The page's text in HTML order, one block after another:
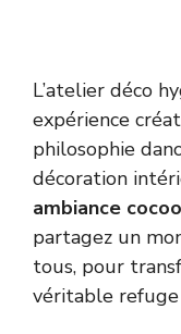
L’atelier déco
expérience
philosophie
décoration
ambiance
partagez un
tous, pour
véritable refuge